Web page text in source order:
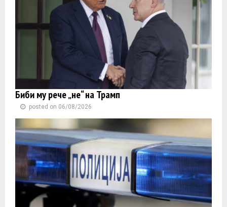
Биби му рече „не“ на Трамп
posted on 06/08/2026